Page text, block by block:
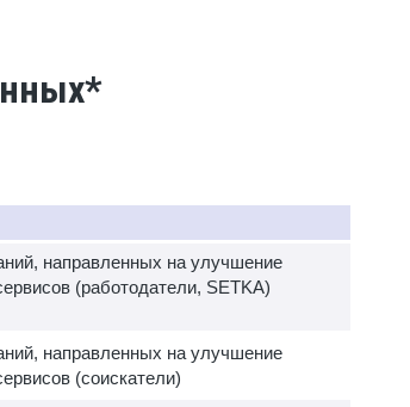
направленных на улучшение
(работодатели, SETKA)
направленных на улучшение
(соискатели)